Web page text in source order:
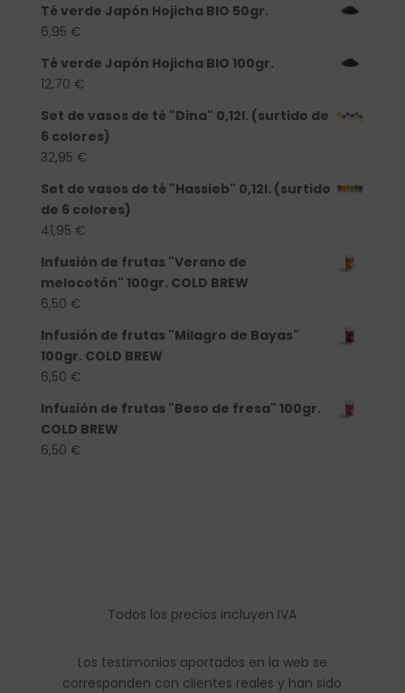
Té verde Japón Hojicha BIO 50gr.
6,95 €
Té verde Japón Hojicha BIO 100gr.
12,70 €
Set de vasos de té "Dina" 0,12l. (surtido de
6 colores)
32,95 €
Set de vasos de té "Hassieb" 0,12l. (surtido
de 6 colores)
41,95 €
Infusión de frutas "Verano de
melocotón" 100gr. COLD BREW
6,50 €
Infusión de frutas "Milagro de Bayas"
100gr. COLD BREW
6,50 €
Infusión de frutas "Beso de fresa" 100gr.
COLD BREW
6,50 €
Todos los precios incluyen IVA
Los testimonios aportados en la web se
corresponden con clientes reales y han sido